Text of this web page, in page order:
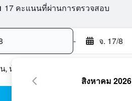
17 คะแนนที่ผ่านการตรวจสอบ
- จ. 17/8
, ห้องพัก 1 ห้อง
สิงหาคม 2026